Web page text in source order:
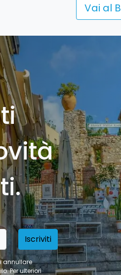
Vai al
Iscriviti
annullare
Per ulteriori